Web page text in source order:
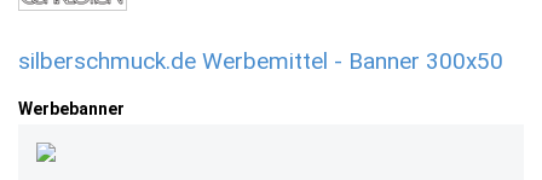
silberschmuck.de Werbemittel - Banner 300x50
Werbebanner